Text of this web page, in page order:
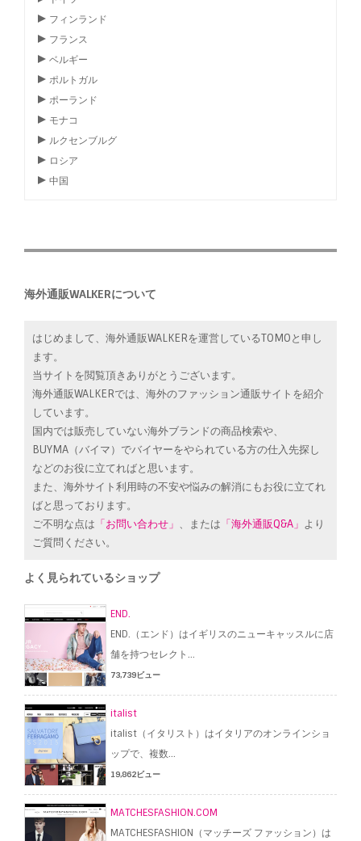
フィンランド
フランス
ベルギー
ポルトガル
ポーランド
モナコ
ルクセンブルグ
ロシア
中国
海外通販WALKERについて
はじめまして、海外通販WALKERを運営しているTOMOと申し
ます。
当サイトを閲覧頂きありがとうございます。
海外通販WALKERでは、海外のファッション通販サイトを紹介
しています。
国内では販売していない海外ブランドの商品検索や、
BUYMA（バイマ）でバイヤーをやられている方の仕入先探し
などのお役に立てればと思います。
また、海外サイト利用時の不安や悩みの解消にもお役に立てれ
ばと思っております。
ご不明な点は 「お問い合わせ」 、または 「海外通販Q&A」 より
ご質問ください。
よく見られているショップ
END.
END.（エンド）はイギリスのニューキャッスルに店
舗を持つセレクト...
73,739ビュー
italist
italist（イタリスト）はイタリアのオンラインショ
ップで、複数...
19,862ビュー
MATCHESFASHION.COM
MATCHESFASHION（マッチーズ ファッション）は